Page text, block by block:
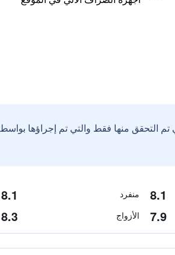
التحقق منها فقط والتي تم إجراؤها
8.1 منفرد 8.1
7.9 الأزواج 8.3